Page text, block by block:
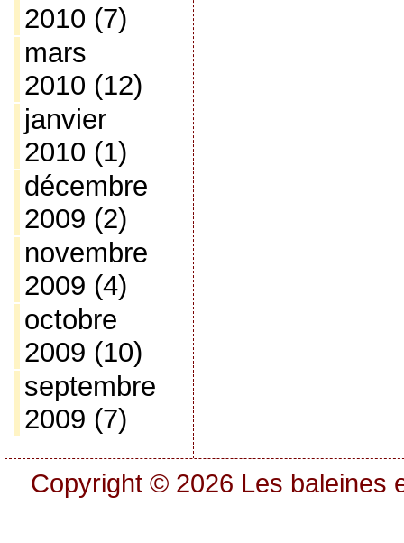
2010 (7)
mars
2010 (12)
janvier
2010 (1)
décembre
2009 (2)
novembre
2009 (4)
octobre
2009 (10)
septembre
2009 (7)
Copyright © 2026 Les baleines